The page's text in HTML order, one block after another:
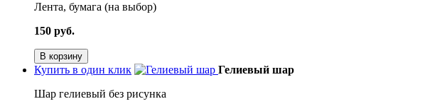
Лента, бумага (на выбор)
150 руб.
В корзину
Купить в один клик
Гелиевый шар
Шар гелиевый без рисунка